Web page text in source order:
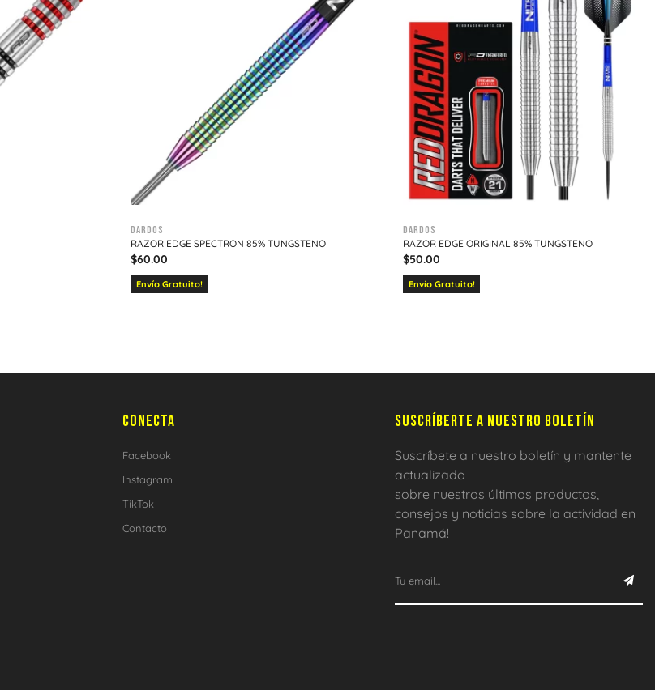
Dardos
RAZOR EDGE SPECTRON 85% TUNGSTENO
$60.00
Envío Gratuito!
Dardos
RAZOR EDGE ORIGINAL 85% TUNGSTENO
$50.00
Envío Gratuito!
CONECTA
Facebook
Instagram
TikTok
Contacto
SUSCRÍBERTE A NUESTRO BOLETÍN
Suscríbete a nuestro boletín y mantente
actualizado
sobre nuestros últimos productos,
consejos y noticias sobre la actividad en
Panamá!